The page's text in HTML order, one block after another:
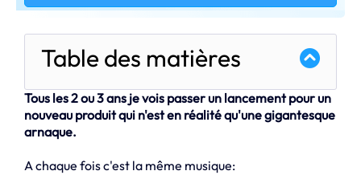
Table des matières
Tous les 2 ou 3 ans je vois passer un lancement pour un
nouveau produit qui n'est en réalité qu'une gigantesque
arnaque.
A chaque fois c'est la même musique: